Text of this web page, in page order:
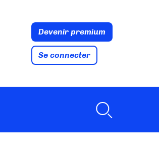
Devenir premium
Se connecter